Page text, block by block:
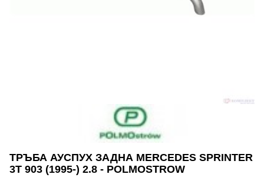
ТРЪБА АУСПУХ ЗАДНА MERCEDES SPRINTER
3T 903 (1995-) 2.8 - POLMOSTROW